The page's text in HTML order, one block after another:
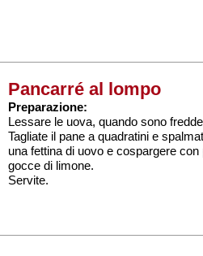
Pancarré al lompo
Preparazione:
Lessare le uova, quando sono
Tagliate il pane a quadratini e
una fettina di uovo e cospargere
gocce di limone.
Servite.